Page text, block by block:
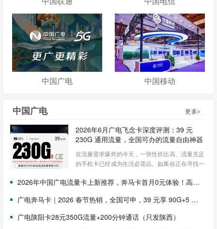
中国广电 中国移动
中国广电 更多
2026年6月广电飞念卡深度评测：39 元
230G 通用流量，全国可办的流量自由神器
在流量需求爆炸的今天，一张性价比高、流量充足
的手机卡已经成为生活必需品。如果你正在寻找一
手机卡，那么 2026 年 6 月最新推出的广电飞念卡
（...
2026年中国广电流量卡上新推荐，奔马卡首月0元体验！高性价比大流量卡
广电奔马卡｜2026 春节热销，全国可申，39 元享 90G+5 年长期优惠
广电陕阳卡28元350G流量+200分钟通话（只发陕西）